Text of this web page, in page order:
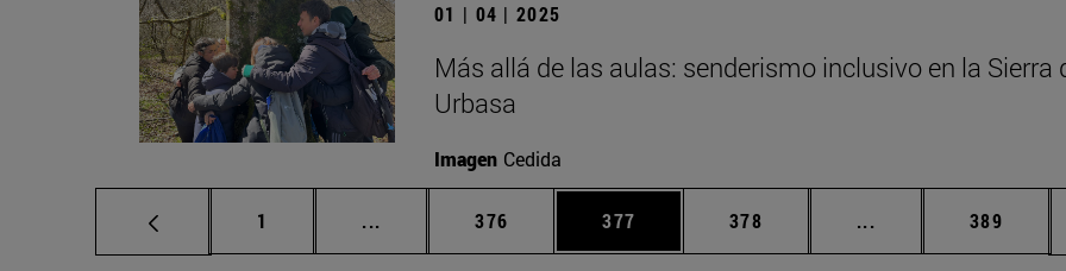
01 | 04 | 2025
Más allá de las aulas: senderismo inclusivo en la Sierra
Urbasa
Imagen Cedida
Página
1 ... Páginas intermedias Use TAB para desplazarse.
Página
376 Página
377 Página
378 ... Páginas intermedias
Página
389